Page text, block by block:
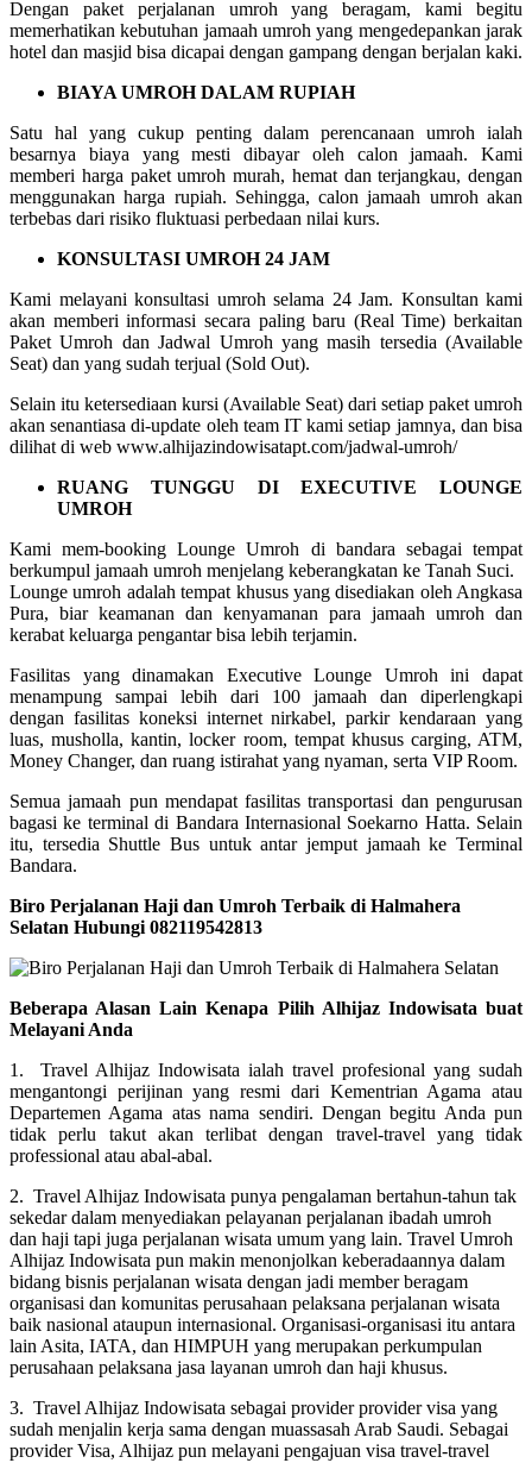
Dengan paket perjalanan umroh yang beragam, kami begitu
memerhatikan kebutuhan jamaah umroh yang mengedepankan jarak
hotel dan masjid bisa dicapai dengan gampang dengan berjalan kaki.
BIAYA UMROH DALAM RUPIAH
Satu hal yang cukup penting dalam perencanaan umroh ialah
besarnya biaya yang mesti dibayar oleh calon jamaah. Kami
memberi harga paket umroh murah, hemat dan terjangkau, dengan
menggunakan harga rupiah. Sehingga, calon jamaah umroh akan
terbebas dari risiko fluktuasi perbedaan nilai kurs.
KONSULTASI UMROH 24 JAM
Kami melayani konsultasi umroh selama 24 Jam. Konsultan kami
akan memberi informasi secara paling baru (Real Time) berkaitan
Paket Umroh dan Jadwal Umroh yang masih tersedia (Available
Seat) dan yang sudah terjual (Sold Out).
Selain itu ketersediaan kursi (Available Seat) dari setiap paket umroh
akan senantiasa di-update oleh team IT kami setiap jamnya, dan bisa
dilihat di web www.alhijazindowisatapt.com/jadwal-umroh/
RUANG TUNGGU DI EXECUTIVE LOUNGE
UMROH
Kami mem-booking Lounge Umroh di bandara sebagai tempat
berkumpul jamaah umroh menjelang keberangkatan ke Tanah Suci.
Lounge umroh adalah tempat khusus yang disediakan oleh Angkasa
Pura, biar keamanan dan kenyamanan para jamaah umroh dan
kerabat keluarga pengantar bisa lebih terjamin.
Fasilitas yang dinamakan Executive Lounge Umroh ini dapat
menampung sampai lebih dari 100 jamaah dan diperlengkapi
dengan fasilitas koneksi internet nirkabel, parkir kendaraan yang
luas, musholla, kantin, locker room, tempat khusus carging, ATM,
Money Changer, dan ruang istirahat yang nyaman, serta VIP Room.
Semua jamaah pun mendapat fasilitas transportasi dan pengurusan
bagasi ke terminal di Bandara Internasional Soekarno Hatta. Selain
itu, tersedia Shuttle Bus untuk antar jemput jamaah ke Terminal
Bandara.
Biro Perjalanan Haji dan Umroh Terbaik di Halmahera
Selatan Hubungi 082119542813
Beberapa Alasan Lain Kenapa Pilih Alhijaz Indowisata buat
Melayani Anda
1. Travel Alhijaz Indowisata ialah travel profesional yang sudah
mengantongi perijinan yang resmi dari Kementrian Agama atau
Departemen Agama atas nama sendiri. Dengan begitu Anda pun
tidak perlu takut akan terlibat dengan travel-travel yang tidak
professional atau abal-abal.
2. Travel Alhijaz Indowisata punya pengalaman bertahun-tahun tak
sekedar dalam menyediakan pelayanan perjalanan ibadah umroh
dan haji tapi juga perjalanan wisata umum yang lain. Travel Umroh
Alhijaz Indowisata pun makin menonjolkan keberadaannya dalam
bidang bisnis perjalanan wisata dengan jadi member beragam
organisasi dan komunitas perusahaan pelaksana perjalanan wisata
baik nasional ataupun internasional. Organisasi-organisasi itu antara
lain Asita, IATA, dan HIMPUH yang merupakan perkumpulan
perusahaan pelaksana jasa layanan umroh dan haji khusus.
3. Travel Alhijaz Indowisata sebagai provider provider visa yang
sudah menjalin kerja sama dengan muassasah Arab Saudi. Sebagai
provider Visa, Alhijaz pun melayani pengajuan visa travel-travel